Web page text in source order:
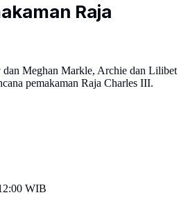
Raja
dan Meghan Markle, Archie dan Lilibet
pemakaman Raja Charles III.
WIB